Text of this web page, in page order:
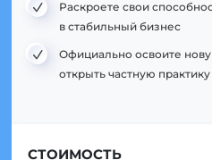
Раскроете свои
в стабильный бизнес
Официально освоите
открыть частную практику
СТОИМОСТЬ